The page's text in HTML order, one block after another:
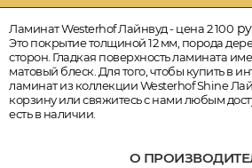
Ламинат Westerhof Лайнвуд - цена 2 100
Это покрытие толщиной 12 мм, порода
сторон. Гладкая поверхность ламината
матовый блеск. Для того, чтобы купить в
ламинат из коллекции Westerhof Shine
корзину или свяжитесь с нами любым
есть в наличии.
О